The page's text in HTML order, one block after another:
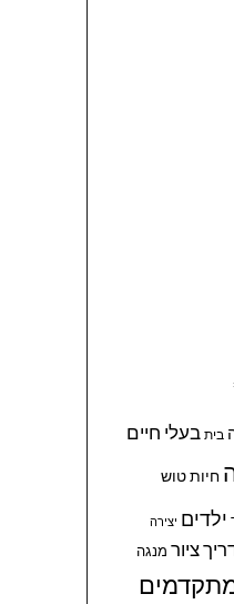
בית בעלי חיים
חיותטוש
ילדים יצירה
ציור מנגה